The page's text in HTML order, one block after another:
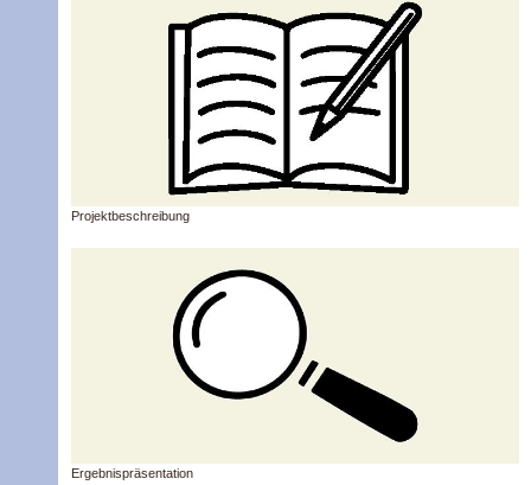
Projektbeschreibung
Ergebnispräsentation